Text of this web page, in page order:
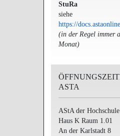
StuRa
siehe
https://
(in der Regel immer
Monat)
ASTA
AStA der
Haus K Raum 1.01
An der Karlstadt 8